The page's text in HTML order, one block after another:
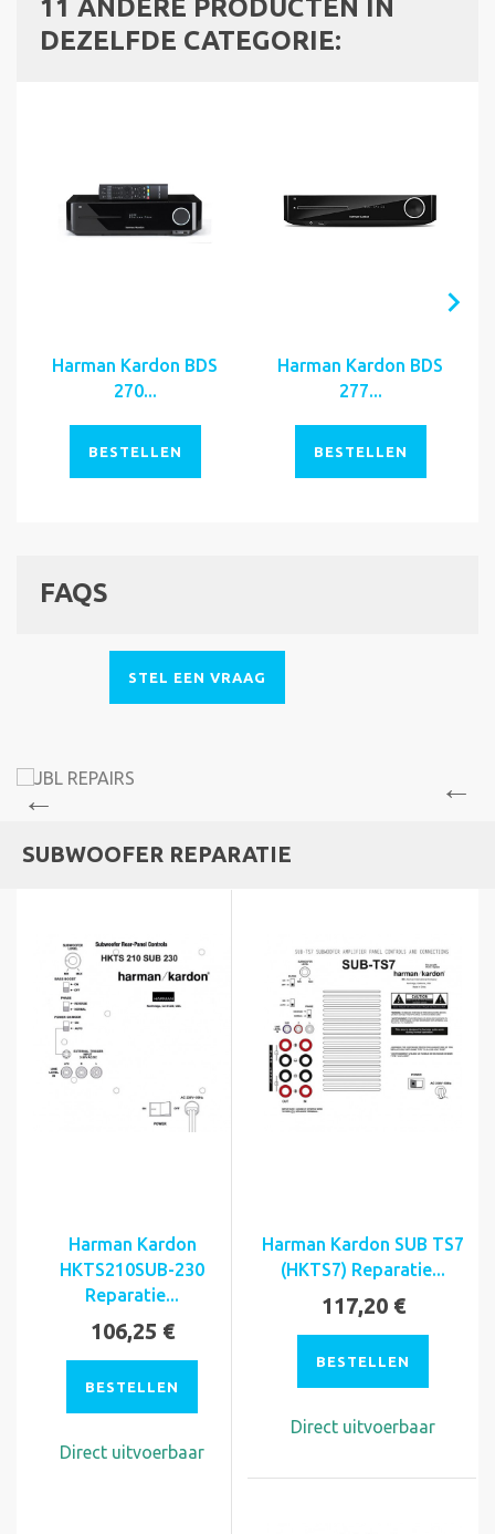
11 ANDERE PRODUCTEN IN
DEZELFDE CATEGORIE:
Harman Kardon BDS
270...
BESTELLEN
Harman Kardon BDS
277...
BESTELLEN
FAQS
STEL EEN VRAAG
SUBWOOFER REPARATIE
Harman Kardon
HKTS210SUB-230
Reparatie...
106,25 €
BESTELLEN
Direct uitvoerbaar
Harman Kardon SUB TS7
(HKTS7) Reparatie...
117,20 €
BESTELLEN
Direct uitvoerbaar